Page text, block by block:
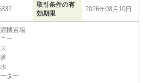
取引条件の有
効期限
2026年08月10日
機置場
ー
ター